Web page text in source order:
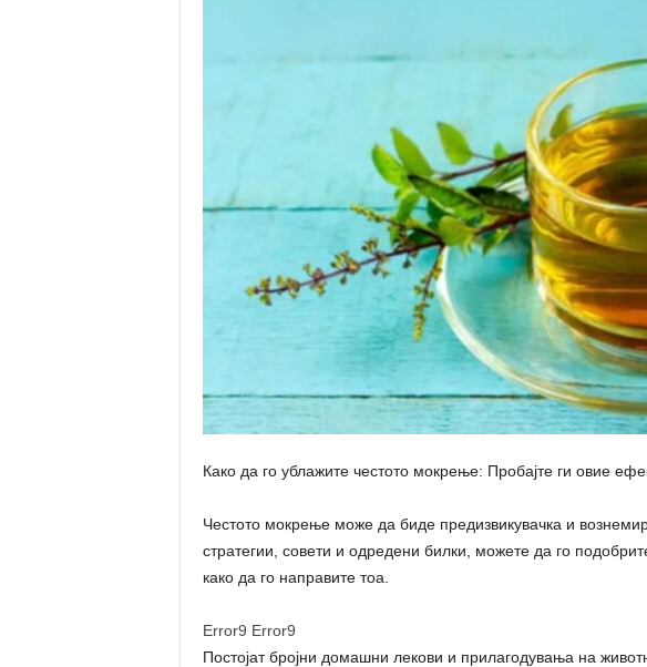
Како да го ублажите честото мокрење: Пробајте ги овие
Честото мокрење може да биде предизвикувачка и
стратегии, совети и одредени билки, можете да го
како да го направите тоа.
Error9 Error9
Постојат бројни домашни лекови и прилагодувања на